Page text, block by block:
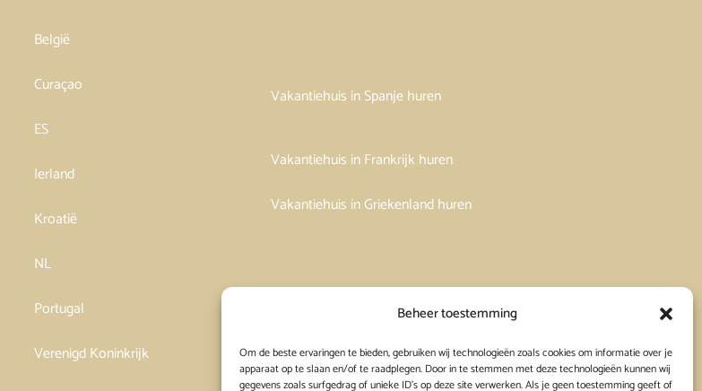
Beheer toestemming
Om de beste ervaringen te bieden, gebruiken wij technologieën zoals cookies om informatie over je
apparaat op te slaan en/of te raadplegen. Door in te stemmen met deze technologieën kunnen wij
gegevens zoals surfgedrag of unieke ID's op deze site verwerken. Als je geen toestemming geeft of
België
Curaçao
ES
Ierland
Kroatië
NL
Portugal
Verenigd Koninkrijk
Vakantiehuis in Spanje huren
Vakantiehuis in Frankrijk huren
Vakantiehuis in Griekenland huren